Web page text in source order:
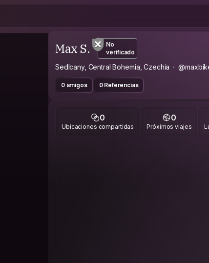
Max S.
No
verificado
Sedlcany, Central Bohemia, Czechia
0 amigos 0 Referencias
0
Ubicaciones compartidas
0
Próximos viajes